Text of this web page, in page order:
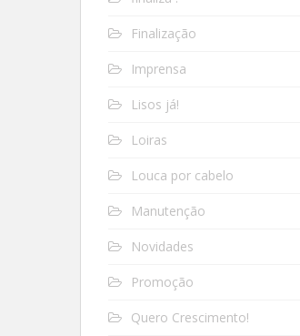
Finalização
Imprensa
Lisos já!
Loiras
Louca por cabelo
Manutenção
Novidades
Promoção
Quero Crescimento!